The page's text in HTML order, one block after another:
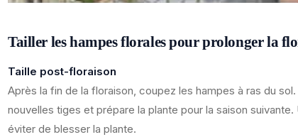
Tailler les hampes florales pour prolonger la
Taille post-floraison
Après la fin de la floraison, coupez les hampes à ras du
nouvelles tiges et prépare la plante pour la saison
éviter de blesser la plante.